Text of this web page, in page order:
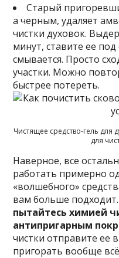
Старый
а черным, удаляет
чистки духовок.
минут, ставите ее
смывается. Просто
участки. Можно
быстрее потереть.
Чистящее средство-гель для
для
Наверное, все
работать примерно
«волшебного»
вам больше
пытайтесь химией
антипригарным
чистки отправите ее
пригорать вообще